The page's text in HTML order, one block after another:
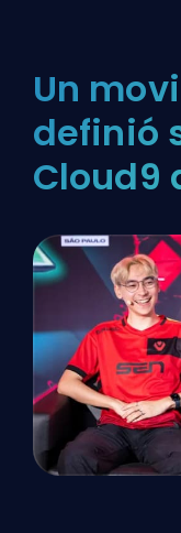
Un
definió
Cloud9